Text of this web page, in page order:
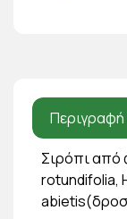
Περιγραφή
Σιρόπι από
rotundifolia,